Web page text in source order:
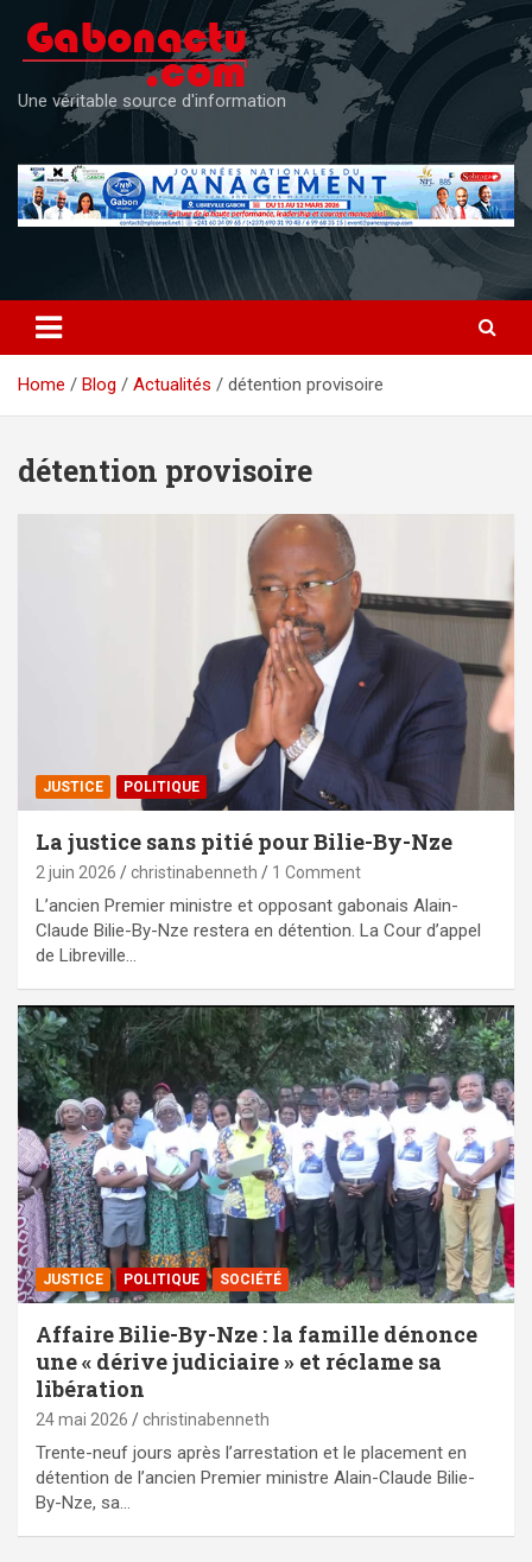
content
Une véritable source d'information
Home Blog Actualités détention provisoire
détention provisoire
JUSTICE POLITIQUE
La justice sans pitié pour Bilie-By-Nze
2 juin 2026 christinabenneth 1 Comment
L’ancien Premier ministre et opposant gabonais Alain-
Claude Bilie-By-Nze restera en détention. La Cour d’appel
de Libreville…
JUSTICE POLITIQUE SOCIÉTÉ
Affaire Bilie-By-Nze : la famille dénonce
une « dérive judiciaire » et réclame sa
libération
24 mai 2026 christinabenneth
Trente-neuf jours après l’arrestation et le placement en
détention de l’ancien Premier ministre Alain-Claude Bilie-
By-Nze, sa…